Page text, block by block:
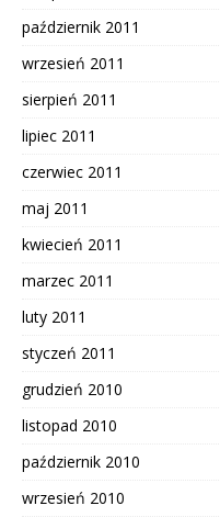
październik 2011
wrzesień 2011
sierpień 2011
lipiec 2011
czerwiec 2011
maj 2011
kwiecień 2011
marzec 2011
luty 2011
styczeń 2011
grudzień 2010
listopad 2010
październik 2010
wrzesień 2010